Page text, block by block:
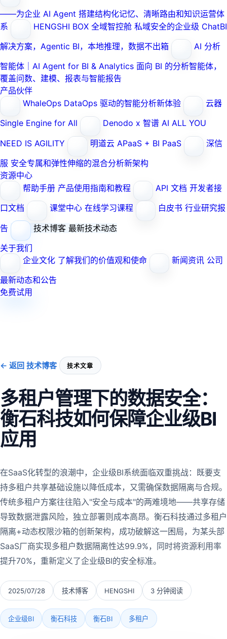
——为企业 AI Agent 搭建结构化记忆、清晰路由和知识运营体
系
HENGSHI BOX 全域智控舱 私域安全的企业级 ChatBI
解决方案，Agentic BI，本地推理，数据不出箱
AI 分析
智能体｜AI Agent for BI & Analytics 面向 BI 的分析智能体，
覆盖问数、建模、报表与智能报告
产品伙伴
WhaleOps DataOps 驱动的智能分析新体验
云器
Single Engine for All
Denodo x 智谱 AI ALL YOU
NEED IS AGILITY
明道云 APaaS + BI PaaS
深信
服 安全专属和弹性伸缩的混合分析新架构
资源中心
帮助手册 产品使用指南和教程 API 文档 开发者接
口文档
课堂中心 在线学习课程 白皮书 行业研究报
告
技术博客 最新技术动态
关于我们
企业文化 了解我们的价值观和使命 新闻资讯 公司
最新动态和公告
免费试用
← 返回 技术博客 技术文章
多租户管理下的数据安全：
衡石科技如何保障企业级BI
应用
在SaaS化转型的浪潮中，企业级BI系统面临双重挑战：既要支
持多租户共享基础设施以降低成本，又需确保数据隔离与合规。
传统多租户方案往往陷入"安全与成本"的两难境地——共享存储
导致数据泄露风险，独立部署则成本高昂。衡石科技通过多租户
隔离+动态权限沙箱的创新架构，成功破解这一困局，为某头部
SaaS厂商实现多租户数据隔离性达99.9%，同时将资源利用率
提升70%，重新定义了企业级BI的安全标准。
2025/07/28 技术博客 HENGSHI 3 分钟阅读
企业级BI 衡石科技 衡石BI 多租户